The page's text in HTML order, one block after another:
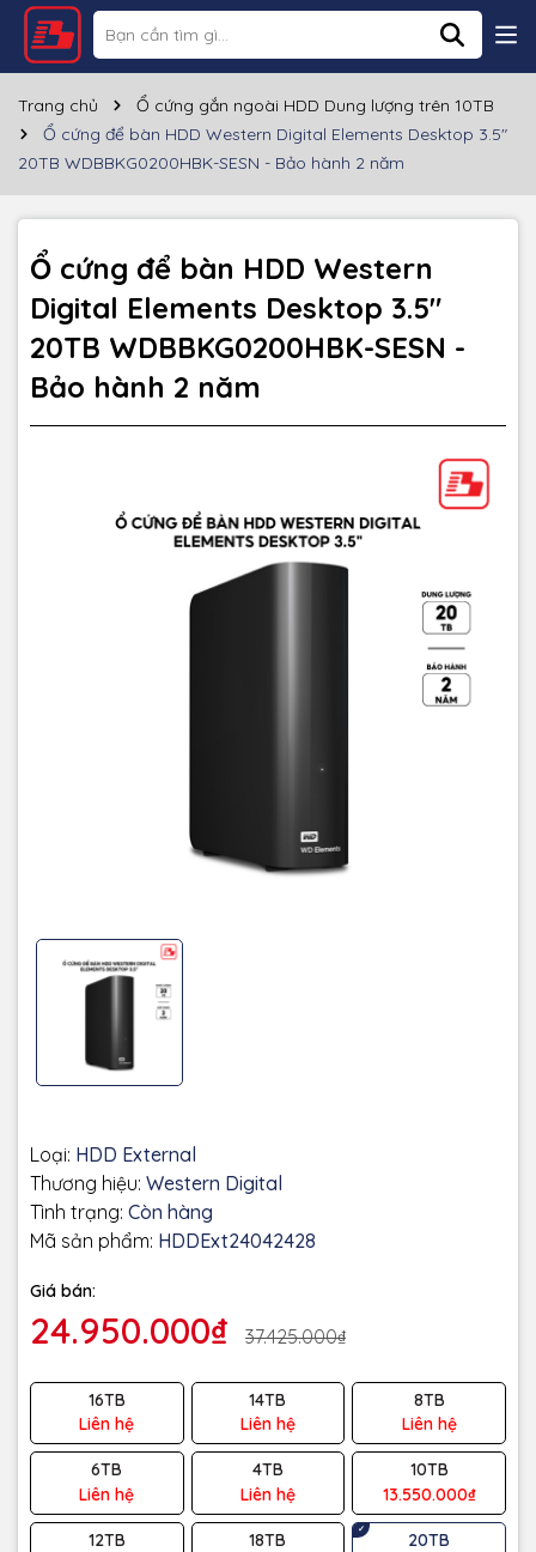
Trang chủ
Ổ cứng gắn ngoài HDD Dung lượng trên 10TB
Ổ cứng để bàn HDD Western Digital Elements Desktop 3.5"
20TB WDBBKG0200HBK-SESN - Bảo hành 2 năm
Ổ cứng để bàn HDD Western
Digital Elements Desktop 3.5"
20TB WDBBKG0200HBK-SESN -
Bảo hành 2 năm
Loại: HDD External
Thương hiệu: Western Digital
Tình trạng: Còn hàng
Mã sản phẩm: HDDExt24042428
Giá bán:
24.950.000₫ 37.425.000₫
16TB
Liên hệ
14TB
Liên hệ
8TB
Liên hệ
6TB
Liên hệ
4TB
Liên hệ
10TB
13.550.000₫
12TB
18TB
20TB
Thông số kỹ thuật
Thương hiệu Western Digital
Dung lượng 20TB
Cổng giao tiếp
Tốc độ đọc ~140MB/s
Tốc độ ghi ~120MB/s
Kích thước 165.8x48x135 mm
24 tháng